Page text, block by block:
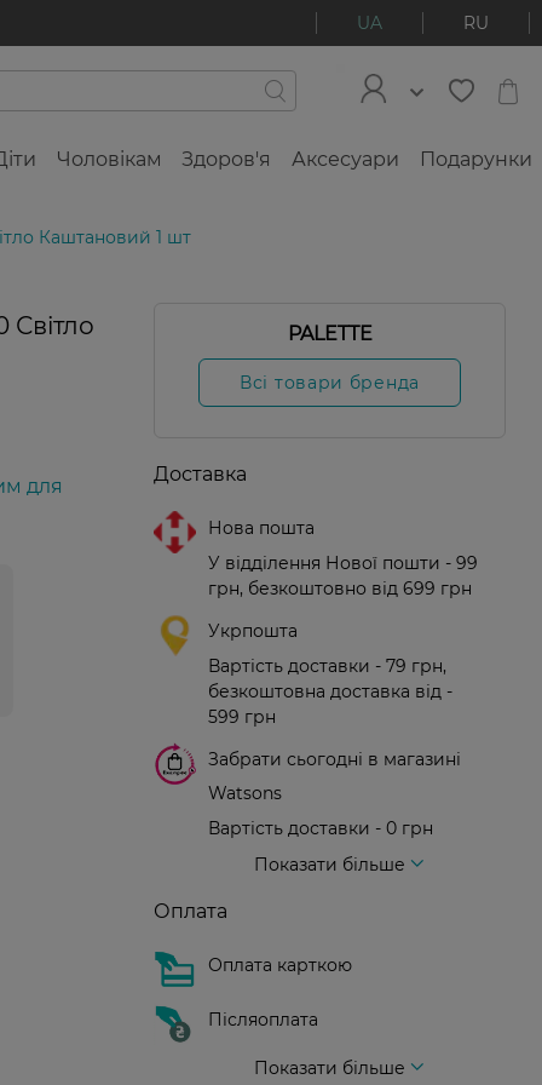
UA RU
Чоловікам Здоров'я Аксесуари Подарунки
Каштановий 1 шт
для
PALETTE
Всі товари бренда
Доставка
Нова пошта
У відділення Нової пошти - 99
грн, безкоштовно від 699 грн
Укрпошта
Вартість доставки - 79 грн,
безкоштовна доставка від -
599 грн
Забрати сьогодні в магазині
Watsons
Вартість доставки - 0 грн
Показати більше
Оплата
Оплата карткою
Післяоплата
Показати більше